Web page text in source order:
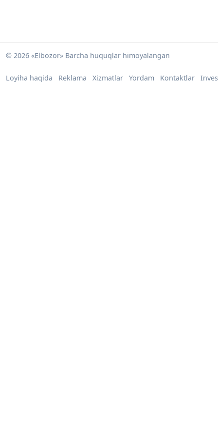
© 2026 «Elbozor» Barcha huquqlar himoyalangan
Loyiha haqida Reklama Xizmatlar Yordam Kontaktlar